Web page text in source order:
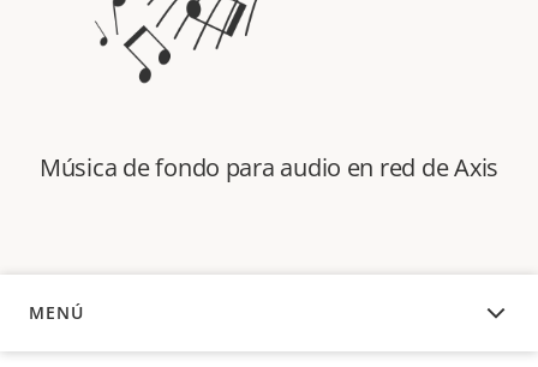
Música de fondo para audio en red de Axis
MENÚ
DESCRIPCIÓN